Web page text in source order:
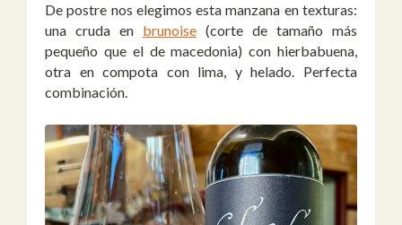
De postre nos elegimos esta manzana en texturas:
una cruda en brunoise (corte de tamaño más
pequeño que el de macedonia) con hierbabuena,
otra en compota con lima, y helado. Perfecta
combinación.